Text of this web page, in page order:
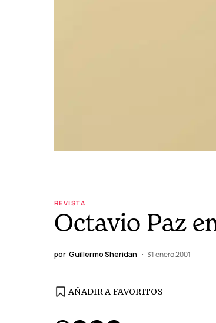
REVISTA
Octavio Paz
por Guillermo Sheridan 31 enero 2001
AÑADIR A FAVORITOS